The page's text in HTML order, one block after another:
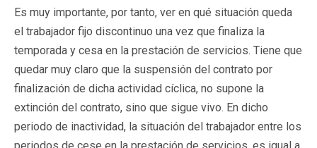
Es muy importante, por tanto, ver en qué situación queda
el trabajador fijo discontinuo una vez que finaliza la
temporada y cesa en la prestación de servicios. Tiene que
quedar muy claro que la suspensión del contrato por
finalización de dicha actividad cíclica, no supone la
extinción del contrato, sino que sigue vivo. En dicho
periodo de inactividad, la situación del trabajador entre los